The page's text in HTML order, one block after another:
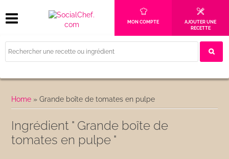
MON COMPTE
AJOUTER UNE
RECETTE
Home »Grande boîte de tomates en pulpe
Ingrédient " Grande boîte de
tomates en pulpe "